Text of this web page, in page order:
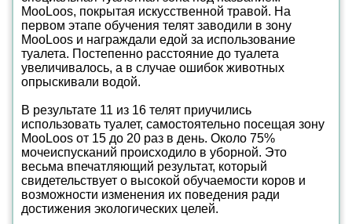
MooLoos, покрытая искусственной травой. На
первом этапе обучения телят заводили в зону
MooLoos и награждали едой за использование
туалета. Постепенно расстояние до туалета
увеличивалось, а в случае ошибок животных
опрыскивали водой.
В результате 11 из 16 телят приучились
использовать туалет, самостоятельно посещая зону
MooLoos от 15 до 20 раз в день. Около 75%
мочеиспусканий происходило в уборной. Это
весьма впечатляющий результат, который
свидетельствует о высокой обучаемости коров и
возможности изменения их поведения ради
достижения экологических целей.